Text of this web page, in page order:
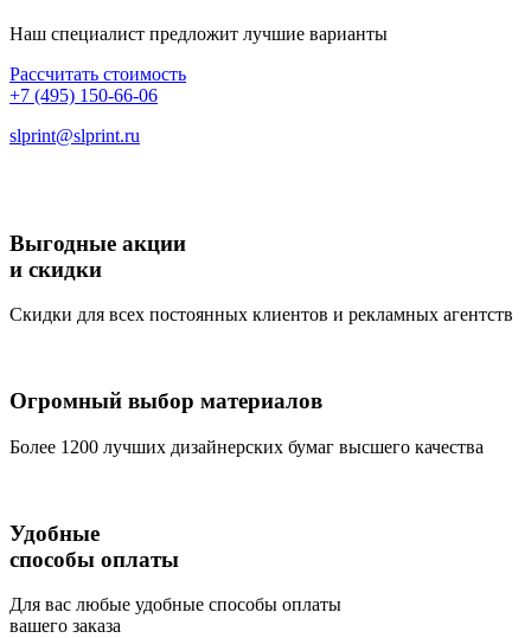
Наш специалист предложит лучшие варианты
Рассчитать стоимость
+7 (495) 150-66-06
slprint@slprint.ru
Выгодные акции
и скидки
Скидки для всех постоянных клиентов и рекламных агентств
Огромный выбор материалов
Более 1200 лучших дизайнерских бумаг высшего качества
Удобные
способы оплаты
Для вас любые удобные способы оплаты
вашего заказа